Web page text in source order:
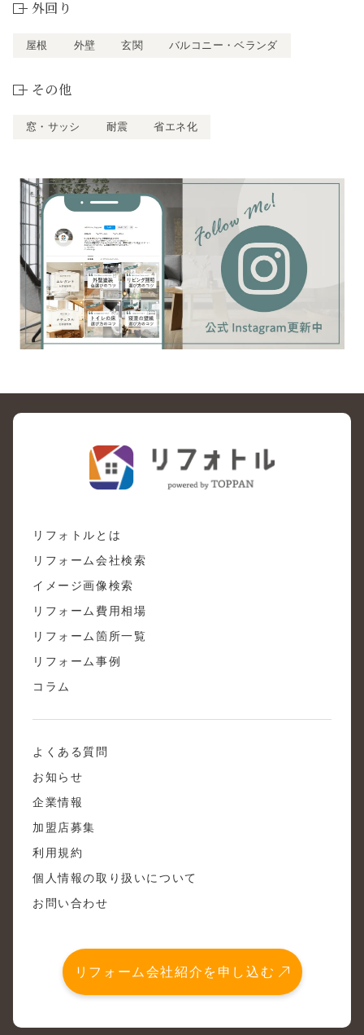
外回り
屋根 外壁 玄関 バルコニー・ベランダ
その他
窓・サッシ 耐震 省エネ化
リフォトルとは
リフォーム会社検索
イメージ画像検索
リフォーム費用相場
リフォーム箇所一覧
リフォーム事例
コラム
よくある質問
お知らせ
企業情報
加盟店募集
利用規約
個人情報の取り扱いについて
お問い合わせ
リフォーム会社紹介を申し込む